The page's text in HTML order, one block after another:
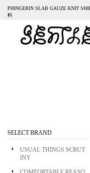
PHINGERIN SLAB GAUZE KNIT
料
SELECT BRAND
USUAL THINGS SCRUT
INY